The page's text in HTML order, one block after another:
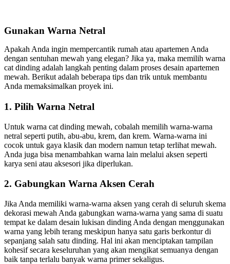
Gunakan Warna Netral
Apakah Anda ingin mempercantik rumah atau apartemen Anda
dengan sentuhan mewah yang elegan? Jika ya, maka memilih warna
cat dinding adalah langkah penting dalam proses desain apartemen
mewah. Berikut adalah beberapa tips dan trik untuk membantu
Anda memaksimalkan proyek ini.
1. Pilih Warna Netral
Untuk warna cat dinding mewah, cobalah memilih warna-warna
netral seperti putih, abu-abu, krem, dan krem. Warna-warna ini
cocok untuk gaya klasik dan modern namun tetap terlihat mewah.
Anda juga bisa menambahkan warna lain melalui aksen seperti
karya seni atau aksesori jika diperlukan.
2. Gabungkan Warna Aksen Cerah
Jika Anda memiliki warna-warna aksen yang cerah di seluruh skema
dekorasi mewah Anda gabungkan warna-warna yang sama di suatu
tempat ke dalam desain lukisan dinding Anda dengan menggunakan
warna yang lebih terang meskipun hanya satu garis berkontur di
sepanjang salah satu dinding. Hal ini akan menciptakan tampilan
kohesif secara keseluruhan yang akan mengikat semuanya dengan
baik tanpa terlalu banyak warna primer sekaligus.